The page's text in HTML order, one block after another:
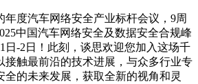
度汽车网络安全产业标杆会议，9周
中国汽车网络安全及数据安全合规峰
日-2日！此刻，谈思欢迎您加入这场千
接触最前沿的技术进展，与众多行业专
全的未来发展，获取全新的视角和灵